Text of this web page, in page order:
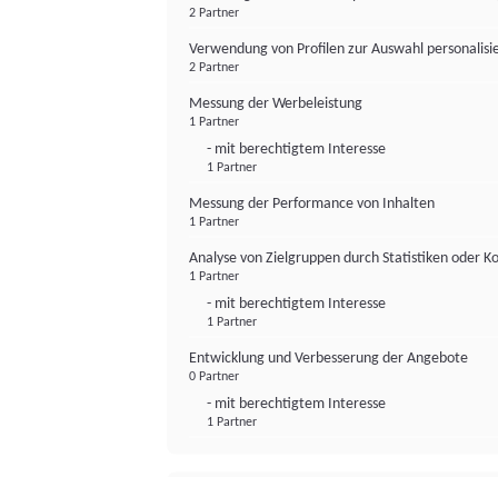
2 Partner
Verwendung von Profilen zur Auswahl
2 Partner
Messung der Werbeleistung
1 Partner
- mit berechtigtem Interesse
1 Partner
Messung der Performance von Inhalten
1 Partner
Analyse von Zielgruppen durch Statistiken oder
1 Partner
- mit berechtigtem Interesse
1 Partner
Entwicklung und Verbesserung der Angebote
0 Partner
- mit berechtigtem Interesse
1 Partner